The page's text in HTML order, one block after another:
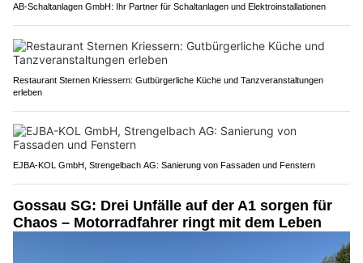
AB-Schaltanlagen GmbH: Ihr Partner für Schaltanlagen und Elektroinstallationen
Restaurant Sternen Kriessern: Gutbürgerliche Küche und Tanzveranstaltungen
erleben
EJBA-KOL GmbH, Strengelbach AG: Sanierung von Fassaden und Fenstern
Gossau SG: Drei Unfälle auf der A1 sorgen für
Chaos – Motorradfahrer ringt mit dem Leben